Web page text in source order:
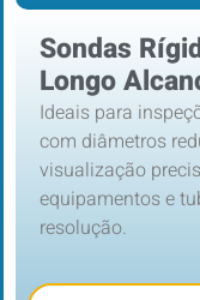
Sondas
Longo
Ideais para
com diâmetros
visualização
equipamentos e
resolução.